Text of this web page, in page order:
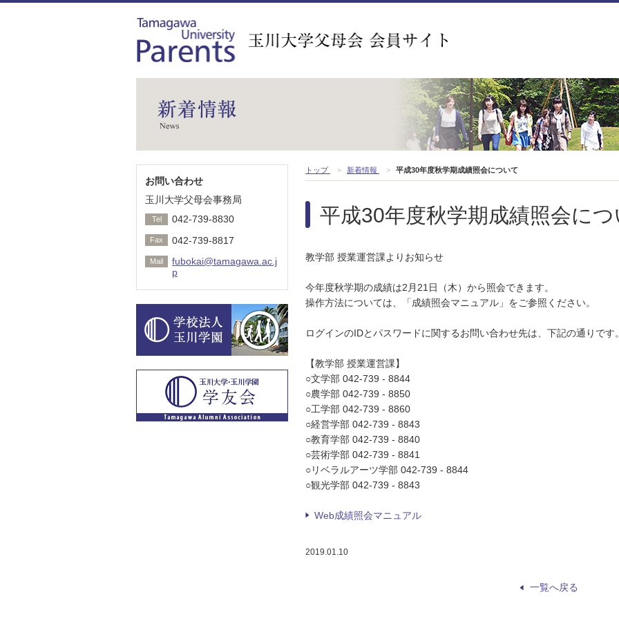
トップ > 新着情報 > 平成30年度秋学期成績照会について
平成30年度秋学期成績照会に
教学部 授業運営課よりお知らせ
今年度秋学期の成績は2月21日（木）から照会できます。
操作方法については、「成績照会マニュアル」をご参照ください。
ログインのIDとパスワードに関するお問い合わせ先は、下記の通りです
【教学部 授業運営課】
○文学部 042-739 - 8844
○農学部 042-739 - 8850
○工学部 042-739 - 8860
○経営学部 042-739 - 8843
○教育学部 042-739 - 8840
○芸術学部 042-739 - 8841
○リベラルアーツ学部 042-739 - 8844
○観光学部 042-739 - 8843
Web成績照会マニュアル
2019.01.10
一覧へ戻る
お問い合わせ
玉川大学父母会事務局
Tel 042-739-8830
Fax 042-739-8817
Mail
fubokai@tamagawa.ac.j
p